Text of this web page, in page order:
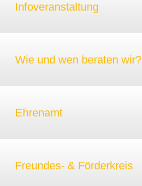
Infoveranstaltung
Wie und wen beraten wir?
Ehrenamt
Freundes- & Förderkreis